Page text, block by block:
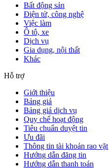
Bất động sản
Điện tử, công nghệ
Việc làm
Ô tô, xe
Dịch vụ
Gia dụng, nội thất
Khác
Hỗ trợ
Giới thiệu
Bảng giá
Bảng giá dịch vụ
Quy chế hoạt động
Tiêu chuẩn duyệt tin
Ưu đãi
Thông tin tài khoản rao vặt
Hướng dẫn đăng tin
Hướng dẫn thanh toán